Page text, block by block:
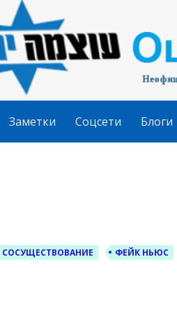
Заметки Соцсети Блоги
СОСУЩЕСТВОВАНИЕ ФЕЙК НЬЮС